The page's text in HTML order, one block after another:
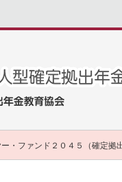
・ファンド２０４５（確定拠